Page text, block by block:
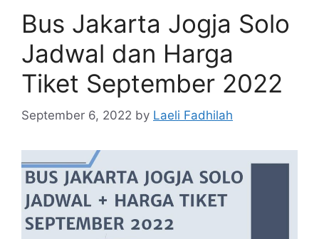
Bus Jakarta Jogja Solo
Jadwal dan Harga
Tiket September 2022
September 6, 2022 by Laeli Fadhilah